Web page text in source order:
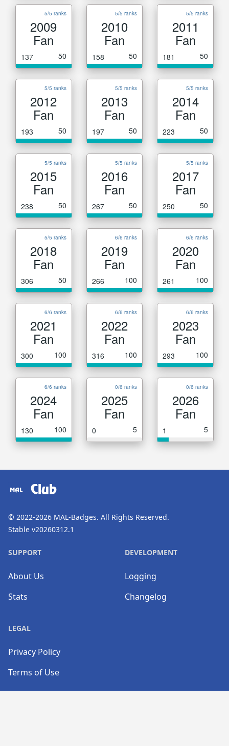
5/5 ranks
2009
Fan
137 50
5/5 ranks
2010
Fan
158 50
5/5 ranks
2011
Fan
181 50
5/5 ranks
2012
Fan
193 50
5/5 ranks
2013
Fan
197 50
5/5 ranks
2014
Fan
223 50
5/5 ranks
2015
Fan
238 50
5/5 ranks
2016
Fan
267 50
5/5 ranks
2017
Fan
250 50
5/5 ranks
2018
Fan
306 50
6/6 ranks
2019
Fan
266 100
6/6 ranks
2020
Fan
261 100
6/6 ranks
2021
Fan
300 100
6/6 ranks
2022
Fan
316 100
6/6 ranks
2023
Fan
293 100
6/6 ranks
2024
Fan
130 100
0/6 ranks
2025
Fan
0 5
0/6 ranks
2026
Fan
1 5
Club
© 2022-2026 MAL-Badges. All Rights Reserved.
Stable v20260312.1
SUPPORT
About Us
Stats
DEVELOPMENT
Logging
Changelog
LEGAL
Privacy Policy
Terms of Use